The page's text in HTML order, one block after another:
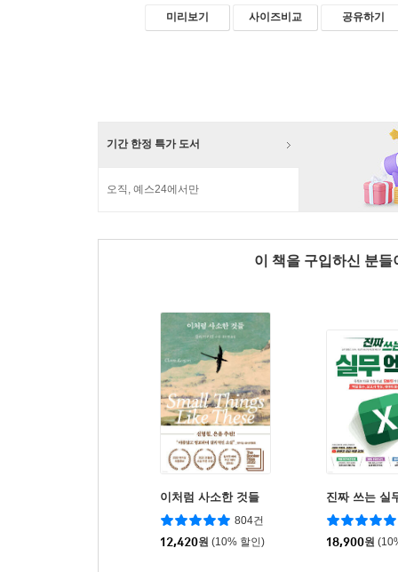
미리보기 사이즈비교 공유하기
기간 한정 특가 도서
오직, 예스24에서만
이 책을 구입하신 분
이처럼 사소한 것들
804건
12,420원 (10% 할인)
진짜 쓰는 실
18,900원